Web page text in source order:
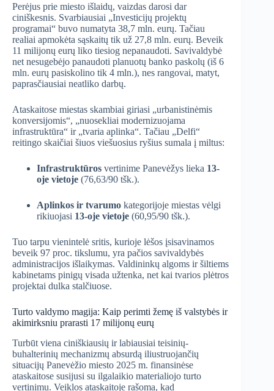
Perėjus prie miesto išlaidų, vaizdas darosi dar
ciniškesnis. Svarbiausiai „Investicijų projektų
programai“ buvo numatyta 38,7 mln. eurų. Tačiau
realiai apmokėta sąskaitų tik už 27,8 mln. eurų. Beveik
11 milijonų eurų liko tiesiog nepanaudoti. Savivaldybė
net nesugebėjo panaudoti planuotų banko paskolų (iš 6
mln. eurų pasiskolino tik 4 mln.), nes rangovai, matyt,
paprasčiausiai neatliko darbų.
Ataskaitose miestas skambiai giriasi „urbanistinėmis
konversijomis“, „nuosekliai modernizuojama
infrastruktūra“ ir „tvaria aplinka“. Tačiau „Delfi“
reitingo skaičiai šiuos viešuosius ryšius sumala į miltus:
Infrastruktūros vertinime Panevėžys lieka 13-
oje vietoje (76,63/90 tšk.).
Aplinkos ir tvarumo kategorijoje miestas vėlgi
rikiuojasi 13-oje vietoje (60,95/90 tšk.).
Tuo tarpu vienintelė sritis, kurioje lėšos įsisavinamos
beveik 97 proc. tikslumu, yra pačios savivaldybės
administracijos išlaikymas. Valdininkų algoms ir šiltiems
kabinetams pinigų visada užtenka, net kai tvarios plėtros
projektai dulka stalčiuose.
Turto valdymo magija: Kaip perimti žemę iš valstybės ir
akimirksniu prarasti 17 milijonų eurų
Turbūt viena ciniškiausių ir labiausiai teisinių-
buhalterinių mechanizmų absurdą iliustruojančių
situacijų Panevėžio miesto 2025 m. finansinėse
ataskaitose susijusi su ilgalaikio materialiojo turto
vertinimu. Veiklos ataskaitoje rašoma, kad